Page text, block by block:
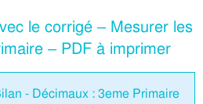
le corrigé – Mesurer les
– PDF à imprimer
- Décimaux : 3eme Primaire